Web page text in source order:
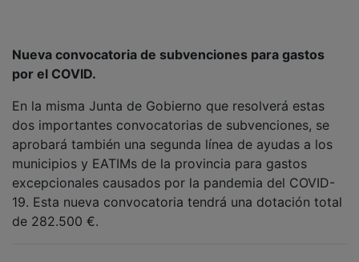
por el COVID.
dos importantes convocatorias de subvenciones, se
aprobará también una segunda línea de ayudas a los
municipios y EATIMs de la provincia para gastos
excepcionales causados por la pandemia del COVID-
19. Esta nueva convocatoria tendrá una dotación total
de 282.500 €.